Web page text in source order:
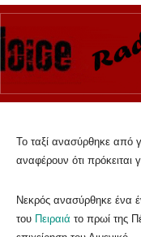
Το ταξί ανασύρθηκε από
αναφέρουν ότι πρόκειται
Νεκρός ανασύρθηκε ένα
του Πειραιά το πρωί της